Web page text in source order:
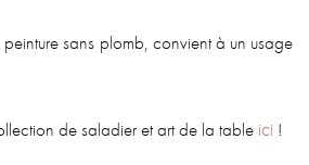
sans plomb, convient à un usage
de saladier et art de la table ici !